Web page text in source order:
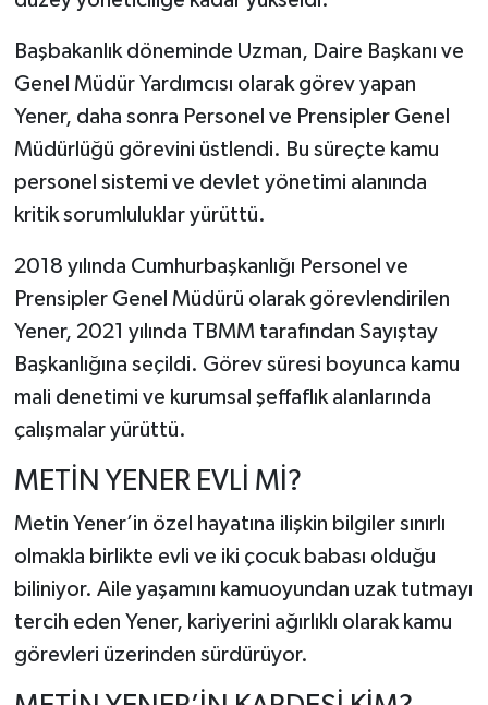
Başbakanlık döneminde Uzman, Daire Başkanı ve
Genel Müdür Yardımcısı olarak görev yapan
Yener, daha sonra Personel ve Prensipler Genel
Müdürlüğü görevini üstlendi. Bu süreçte kamu
personel sistemi ve devlet yönetimi alanında
kritik sorumluluklar yürüttü.
2018 yılında Cumhurbaşkanlığı Personel ve
Prensipler Genel Müdürü olarak görevlendirilen
Yener, 2021 yılında TBMM tarafından Sayıştay
Başkanlığına seçildi. Görev süresi boyunca kamu
mali denetimi ve kurumsal şeffaflık alanlarında
çalışmalar yürüttü.
METİN YENER EVLİ Mİ?
Metin Yener’in özel hayatına ilişkin bilgiler sınırlı
olmakla birlikte evli ve iki çocuk babası olduğu
biliniyor. Aile yaşamını kamuoyundan uzak tutmayı
tercih eden Yener, kariyerini ağırlıklı olarak kamu
görevleri üzerinden sürdürüyor.